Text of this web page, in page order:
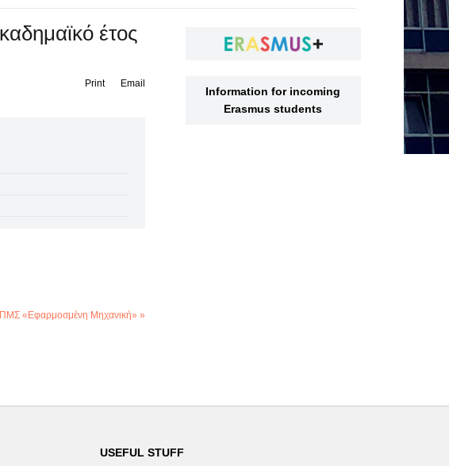
έτος
Email
Print
«Εφαρμοσμένη Μηχανική» »
Information for incoming
Erasmus students
USEFUL STUFF